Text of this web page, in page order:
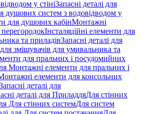
у стініЗапасні деталі для
душових систем з водовідводом у
для душових кабінМонтажні
Інсталяційні елементи для
та приладівЗапасні деталі для
змішувачів для умивальника та
для пральних і посудомийних
Монтажні елементи для пральних і
елементи для консольних
деталі для
деталі для ПриладдяДля стінних
Для стінних системДля систем